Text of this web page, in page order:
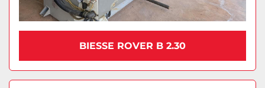
BIESSE ROVER B 2.30